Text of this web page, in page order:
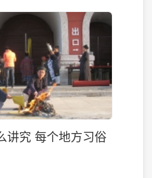
讲究 每个地方习俗